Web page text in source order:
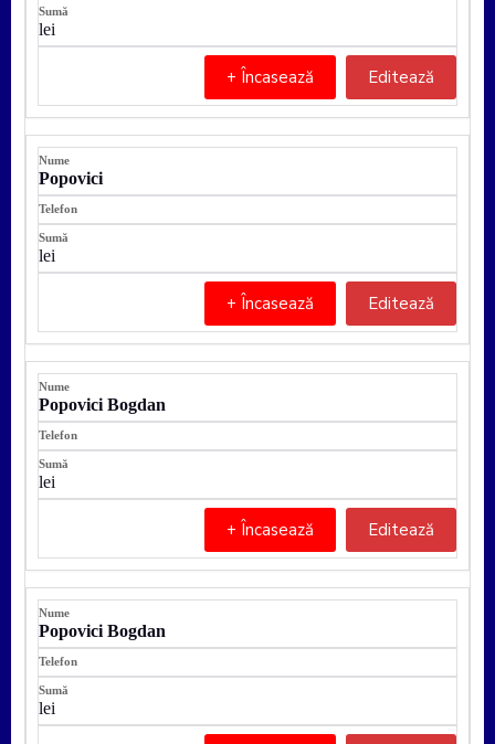
lei
+ Încasează Editează
Popovici
lei
+ Încasează Editează
Popovici Bogdan
lei
+ Încasează Editează
Popovici Bogdan
lei